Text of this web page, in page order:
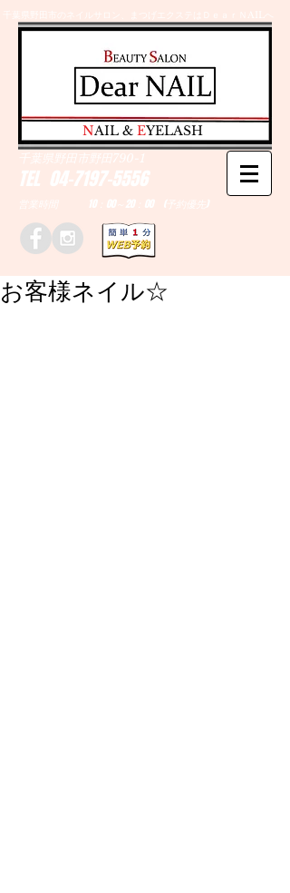
千葉県野田市のネイルサロン、まつげエクステはＤｅａｒＮAILへ
TEL 04-7197-5556
営業時間 10：00～20：00 (予約優先)
千葉県野田市野田790-1
​NAIL & EYELASH
お客様ネイル☆